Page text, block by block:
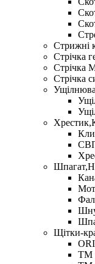
Стрижні
Стрічка
Стрічка
Стрічка
Щітки-
ТМ